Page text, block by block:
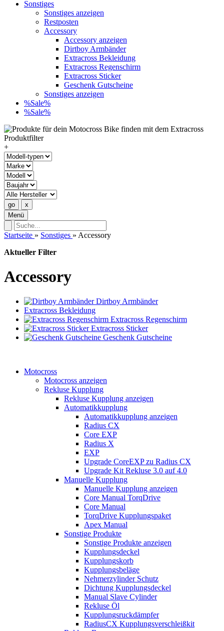
Sonstiges
Sonstiges anzeigen
Restposten
Accessory
Accessory anzeigen
Dirtboy Armbänder
Extracross Bekleidung
Extracross Regenschirm
Extracross Sticker
Geschenk Gutscheine
Sonstiges anzeigen
%Sale%
%Sale%
+
Menü
Startseite » Sonstiges » Accessory
Aktueller Filter
Accessory
Dirtboy Armbänder
Extracross Bekleidung
Extracross Regenschirm
Extracross Sticker
Geschenk Gutscheine
Motocross
Motocross anzeigen
Rekluse Kupplung
Rekluse Kupplung anzeigen
Automatikkupplung
Automatikkupplung anzeigen
Radius CX
Core EXP
Radius X
EXP
Upgrade CoreEXP zu Radius CX
Upgrade Kit Rekluse 3.0 auf 4.0
Manuelle Kupplung
Manuelle Kupplung anzeigen
Core Manual TorqDrive
Core Manual
TorqDrive Kupplungspaket
Apex Manual
Sonstige Produkte
Sonstige Produkte anzeigen
Kupplungsdeckel
Kupplungskorb
Kupplungsbeläge
Nehmerzylinder Schutz
Dichtung Kupplungsdeckel
Manual Slave Cylinder
Rekluse Öl
Kupplungsruckdämpfer
RadiusCX Kupplungsverschleißkit